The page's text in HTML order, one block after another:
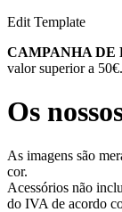
Edit Template
CAMPANHA DE
valor superior a 50€.
Os
As imagens são
cor.
Acessórios não
do IVA de acordo